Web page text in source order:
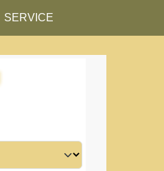
SERVICE